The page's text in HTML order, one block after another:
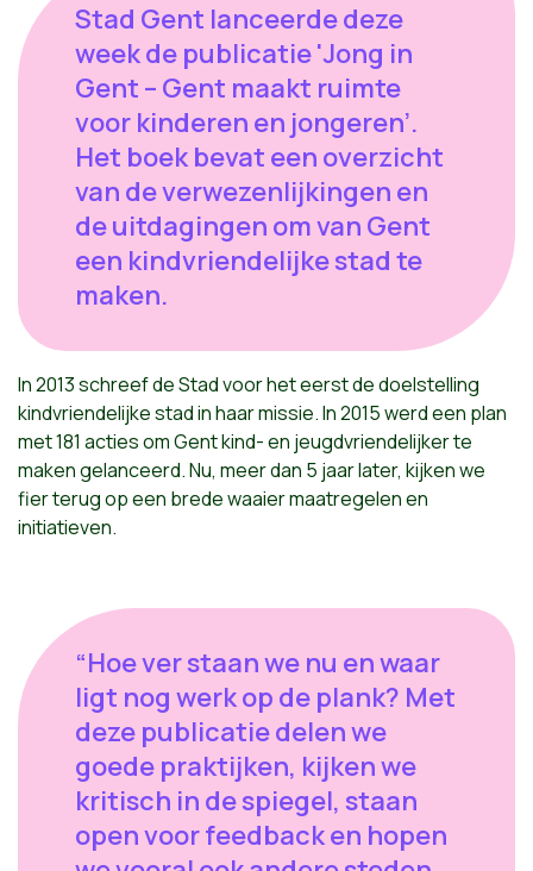
Stad Gent lanceerde deze
week de publicatie 'Jong in
Gent – Gent maakt ruimte
voor kinderen en jongeren’.
Het boek bevat een overzicht
van de verwezenlijkingen en
de uitdagingen om van Gent
een kindvriendelijke stad te
maken.
In 2013 schreef de Stad voor het eerst de doelstelling
kindvriendelijke stad in haar missie. In 2015 werd een plan
met 181 acties om Gent kind- en jeugdvriendelijker te
maken gelanceerd. Nu, meer dan 5 jaar later, kijken we
fier terug op een brede waaier maatregelen en
initiatieven.
“Hoe ver staan we nu en waar
ligt nog werk op de plank? Met
deze publicatie delen we
goede praktijken, kijken we
kritisch in de spiegel, staan
open voor feedback en hopen